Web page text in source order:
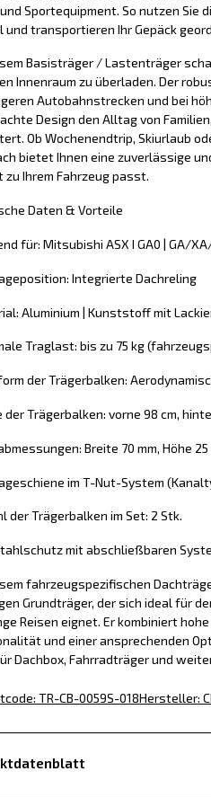
Sportequipment. So nutzen Sie
und transportieren Ihr Gepäck
Basisträger / Lastenträger
Innenraum zu überladen. Der
Autobahnstrecken und bei
Design den Alltag von
Ob Wochenendtrip, Skiurlaub
bietet Ihnen eine zuverlässige
Ihrem Fahrzeug passt.
Daten & Vorteile
für: Mitsubishi ASX I GA0 | GA/
Integrierte Dachreling
Aluminium | Kunststoff mit
Traglast: bis zu 75 kg
der Trägerbalken:
der Trägerbalken: vorne 98 cm,
Breite 70 mm, Höhe 25
im T-Nut-System
der Trägerbalken im Set: 2 Stk.
mit abschließbaren
fahrzeugspezifischen
Grundträger, der sich ideal für
Reisen eignet. Er kombiniert
und einer ansprechenden
Dachbox, Fahrradträger und
: TR-CB-0059S-018Hersteller: